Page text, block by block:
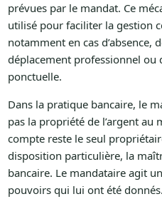
prévues par le mandat. Ce
utilisé pour faciliter la gestion
notamment en cas d’absence,
déplacement professionnel ou
ponctuelle.
Dans la pratique bancaire, le
pas la propriété de l’argent au
compte reste le seul
disposition particulière, la
bancaire. Le mandataire agit
pouvoirs qui lui ont été donnés.